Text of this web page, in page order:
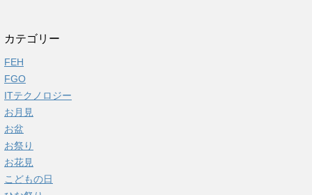
カテゴリー
FEH
FGO
ITテクノロジー
お月見
お盆
お祭り
お花見
こどもの日